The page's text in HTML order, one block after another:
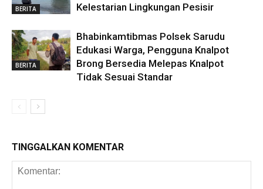
BERITA Kelestarian Lingkungan Pesisir
BERITA
Bhabinkamtibmas Polsek Sarudu
Edukasi Warga, Pengguna Knalpot
Brong Bersedia Melepas Knalpot
Tidak Sesuai Standar
TINGGALKAN KOMENTAR